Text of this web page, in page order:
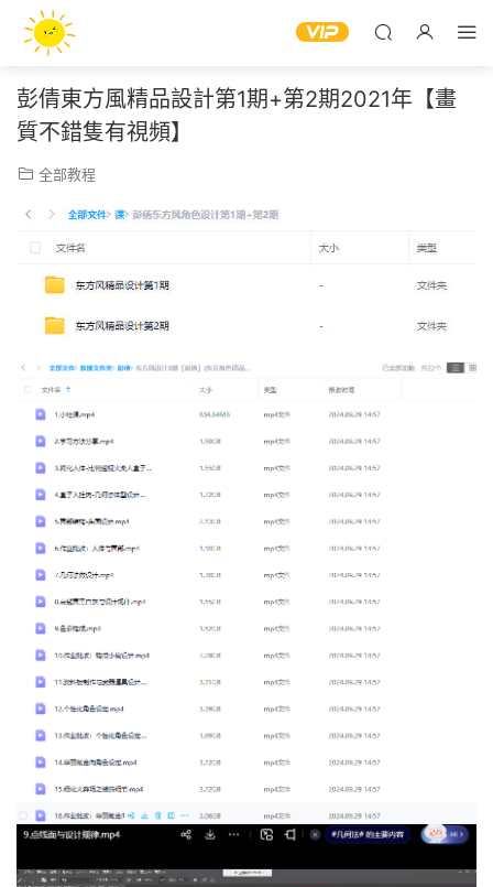
彭倩東方風精品設計第1期+第2期2021年【畫
質不錯隻有視頻】
全部教程